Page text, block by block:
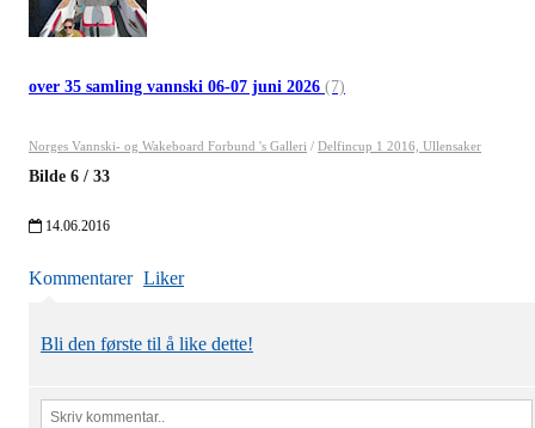
over 35 samling vannski 06-07 juni 2026 (7)
Norges Vannski- og Wakeboard Forbund 's Galleri / Delfincup 1 2016, Ullensaker
Bilde 6 / 33
14.06.2016
Kommentarer Liker
Bli den første til å like dette!